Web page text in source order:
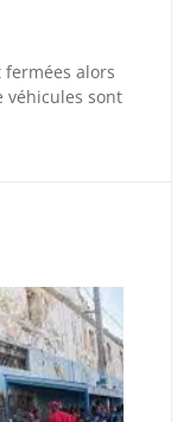
alors
véhicules sont